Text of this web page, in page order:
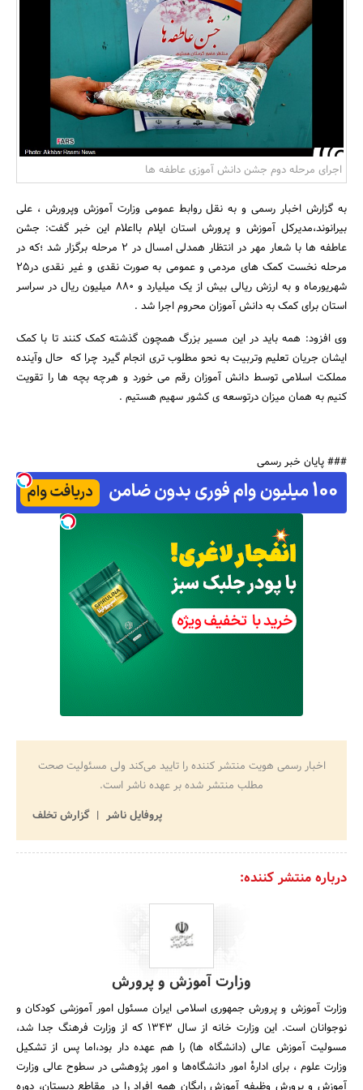
اجرای مرحله دوم جشن دانش آموزی عاطفه ها
به گزارش اخبار رسمی و به نقل روابط عمومی وزارت آموزش وپرورش ، علی
بیرانوند،مدیرکل آموزش و پرورش استان ایلام بااعلام این خبر گفت: جشن
عاطفه ها با شعار مهر در انتظار همدلی امسال در 2 مرحله برگزار شد ؛که در
مرحله نخست کمک های مردمی و عمومی به صورت نقدی و غیر نقدی در25
شهریورماه و به ارزش ریالی بیش از یک میلیارد و 880 میلیون ریال در سراسر
استان برای کمک به دانش آموزان محروم اجرا شد .
وی افزود: همه باید در این مسیر بزرگ همچون گذشته کمک کنند تا با کمک
ایشان جریان تعلیم وتربیت به نحو مطلوب تری انجام گیرد چرا که حال وآینده
مملکت اسلامی توسط دانش آموزان رقم می خورد و هرچه بچه ها را تقویت
کنیم به همان میزان درتوسعه ی کشور سهیم هستیم .
### پایان خبر رسمی
اخبار رسمی هویت منتشر کننده را تایید می‌کند ولی مسئولیت صحت
مطلب منتشر شده بر عهده ناشر است.
پروفایل ناشر
گزارش تخلف
درباره منتشر کننده:
وزارت آموزش و پرورش
وزارت آموزش و پرورش جمهوری اسلامی ایران مسئول امور آموزشی کودکان و
نوجوانان است. این وزارت خانه از سال 1343 که از وزارت فرهنگ جدا شد،
مسولیت آموزش عالی (دانشگاه ها) را هم عهده دار بود،اما پس از تشکیل
وزارت علوم ، برای ادارهٔ امور دانشگاه‌ها و امور پژوهشی در سطوح عالی وزارت